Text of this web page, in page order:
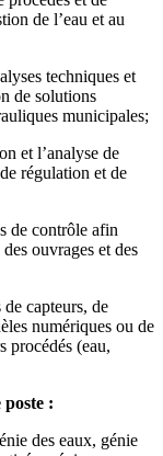
de l’eau et au
techniques et
de solutions
municipales;
et l’analyse de
régulation et de
de contrôle afin
ouvrages et des
capteurs, de
numériques ou de
procédés (eau,
:
des eaux, génie